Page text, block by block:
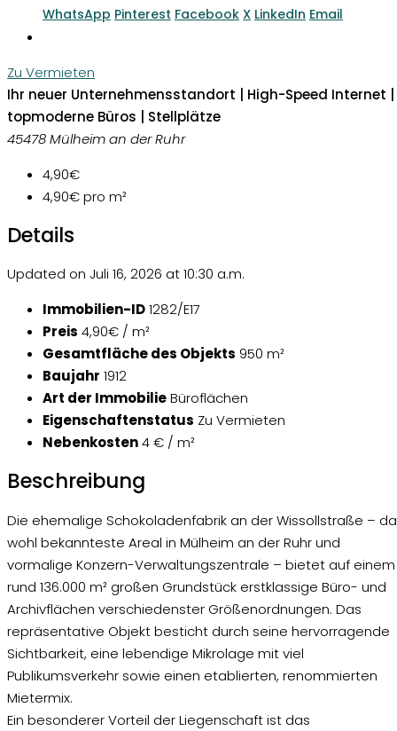
WhatsApp Pinterest Facebook X LinkedIn Email
Zu Vermieten
Ihr neuer Unternehmensstandort | High-Speed Internet |
topmoderne Büros | Stellplätze
45478 Mülheim an der Ruhr
4,90€
4,90€pro m²
Details
Updated on Juli 16, 2026 at 10:30 a.m.
Immobilien-ID1282/E17
Preis 4,90€ / m²
Gesamtfläche des Objekts 950 m²
Baujahr 1912
Art der ImmobilieBüroflächen
Eigenschaftenstatus Zu Vermieten
Nebenkosten4 € / m²
Beschreibung
Die ehemalige Schokoladenfabrik an der Wissollstraße –
wohl bekannteste Areal in Mülheim an der Ruhr und
vormalige Konzern-Verwaltungszentrale – bietet auf einem
rund 136.000 m² großen Grundstück erstklassige Büro- und
Archivflächen verschiedenster Größenordnungen. Das
repräsentative Objekt besticht durch seine hervorragende
Sichtbarkeit, eine lebendige Mikrolage mit viel
Publikumsverkehr sowie einen etablierten, renommierten
Mietermix.
Ein besonderer Vorteil der Liegenschaft ist das